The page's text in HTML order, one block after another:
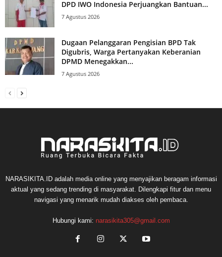
DPD IWO Indonesia Perjuangkan Bantuan...
7 Agustus 2026
Dugaan Pelanggaran Pengisian BPD Tak
Digubris, Warga Pertanyakan Keberanian
DPMD Menegakkan...
7 Agustus 2026
NARASIKITA.ID adalah media online yang menyajikan beragam informasi
aktual yang sedang trending di masyarakat. Dilengkapi fitur dan menu
navigasi yang menarik mudah diakses oleh pembaca.
Hubungi kami: narasikita305@gmail.com